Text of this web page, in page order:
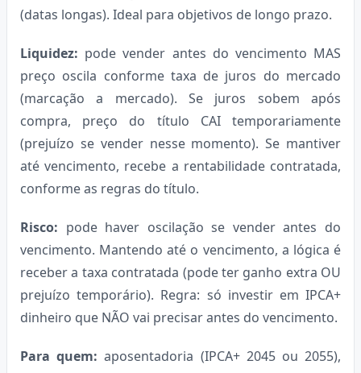
(datas longas). Ideal para objetivos de longo prazo.
Liquidez: pode vender antes do vencimento MAS
preço oscila conforme taxa de juros do mercado
(marcação a mercado). Se juros sobem após
compra, preço do título CAI temporariamente
(prejuízo se vender nesse momento). Se mantiver
até vencimento, recebe a rentabilidade contratada,
conforme as regras do título.
Risco: pode haver oscilação se vender antes do
vencimento. Mantendo até o vencimento, a lógica é
receber a taxa contratada (pode ter ganho extra OU
prejuízo temporário). Regra: só investir em IPCA+
dinheiro que NÃO vai precisar antes do vencimento.
Para quem: aposentadoria (IPCA+ 2045 ou 2055),